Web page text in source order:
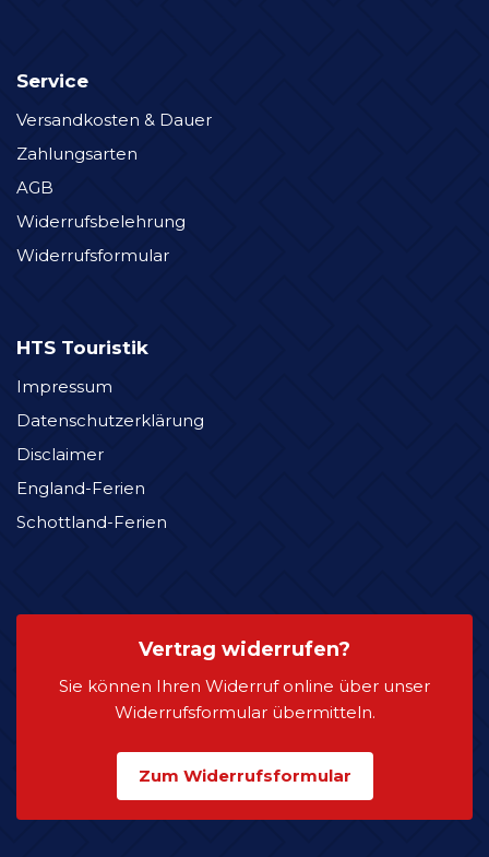
Service
Versandkosten & Dauer
Zahlungsarten
AGB
Widerrufsbelehrung
Widerrufsformular
HTS Touristik
Impressum
Datenschutzerklärung
Disclaimer
England-Ferien
Schottland-Ferien
Vertrag widerrufen?
Sie können Ihren Widerruf online über unser
Widerrufsformular übermitteln.
Zum Widerrufsformular